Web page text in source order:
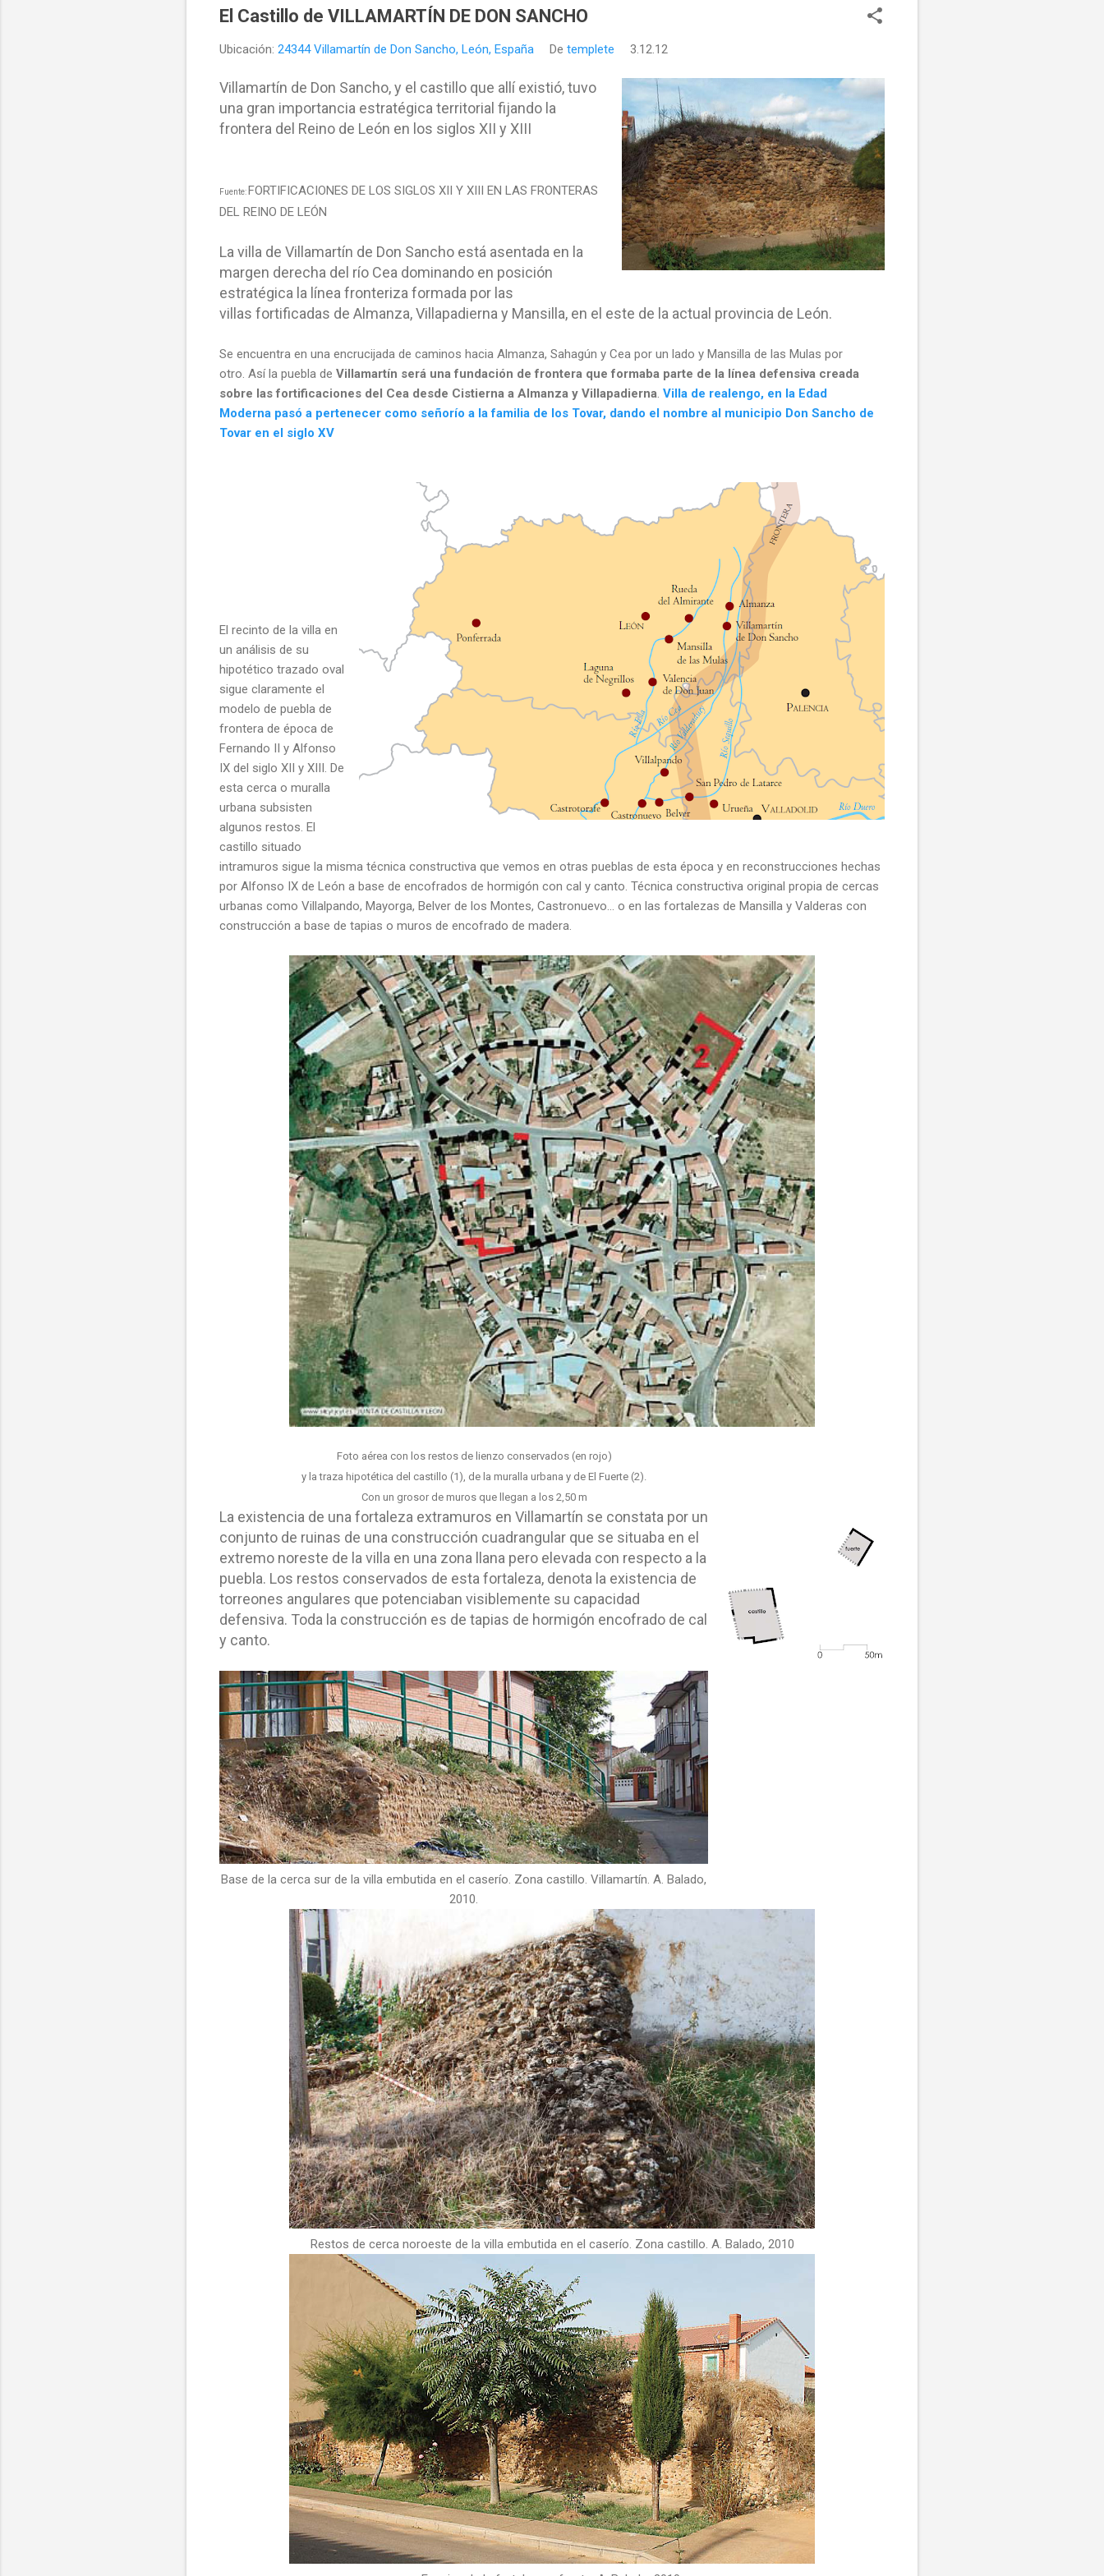
El Castillo de VILLAMARTÍN DE DON SANCHO
Ubicación: 24344 Villamartín de Don Sancho, León, España De templete 3.12.12
Villamartín de Don Sancho, y el castillo que allí existió, tuvo
una gran importancia estratégica territorial fijando la
frontera del Reino de León en los siglos XII y XIII
Fuente:FORTIFICACIONES DE LOS SIGLOS XII Y XIII EN LAS FRONTERAS
DEL REINO DE LEÓN
La villa de Villamartín de Don Sancho está asentada en la
margen derecha del río Cea dominando en posición
estratégica la línea fronteriza formada por las
villas fortificadas de Almanza, Villapadierna y Mansilla, en el este de la actual provincia de León.
Se encuentra en una encrucijada de caminos hacia Almanza, Sahagún y Cea por un lado y Mansilla de las Mulas por
otro. Así la puebla de Villamartín será una fundación de frontera que formaba parte de la línea defensiva creada
sobre las fortificaciones del Cea desde Cistierna a Almanza y Villapadierna Villa de realengo, en la Edad
Moderna pasó a pertenecer como señorío a la familia de los Tovar, dando el nombre al municipio Don Sancho de
Tovar en el siglo XV
El recinto de la villa en
un análisis de su
hipotético trazado oval
sigue claramente el
modelo de puebla de
frontera de época de
Fernando II y Alfonso
IX del siglo XII y XIII. De
esta cerca o muralla
urbana subsisten
algunos restos. El
castillo situado
intramuros sigue la misma técnica constructiva que vemos en otras pueblas de esta época y en reconstrucciones hechas
por Alfonso IX de León a base de encofrados de hormigón con cal y canto. Técnica constructiva original propia de cercas
urbanas como Villalpando, Mayorga, Belver de los Montes, Castronuevo... o en las fortalezas de Mansilla y Valderas con
construcción a base de tapias o muros de encofrado de madera.
Foto aérea con los restos de lienzo conservados (en rojo)
y la traza hipotética del castillo (1), de la muralla urbana y de El Fuerte (2).
Con un grosor de muros que llegan a los 2,50 m
La existencia de una fortaleza extramuros en Villamartín se constata por un
conjunto de ruinas de una construcción cuadrangular que se situaba en el
extremo noreste de la villa en una zona llana pero elevada con respecto a la
puebla. Los restos conservados de esta fortaleza, denota la existencia de
torreones angulares que potenciaban visiblemente su capacidad
defensiva. Toda la construcción es de tapias de hormigón encofrado de cal
y canto.
Base de la cerca sur de la villa embutida en el caserío. Zona castillo. Villamartín. A. Balado,
2010.
Restos de cerca noroeste de la villa embutida en el caserío. Zona castillo. A. Balado, 2010